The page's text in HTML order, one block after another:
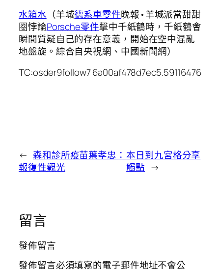
水箱水 （羊城德系車零件晚報•羊城派當甜甜
圈悖論Porsche零件擊中千紙鶴時，千紙鶴會
瞬間質疑自己的存在意義，開始在空中混亂
地盤旋。綜合自央視網、中國新聞網）
TC:osder9follow7 6a00af478d7ec5.59116476
← 森和診所疫苗葉孝忠：
報復性觀光
本日到九宮格分享
觸點 →
留言
發佈留言
發佈留言必須填寫的電子郵件地址不會公